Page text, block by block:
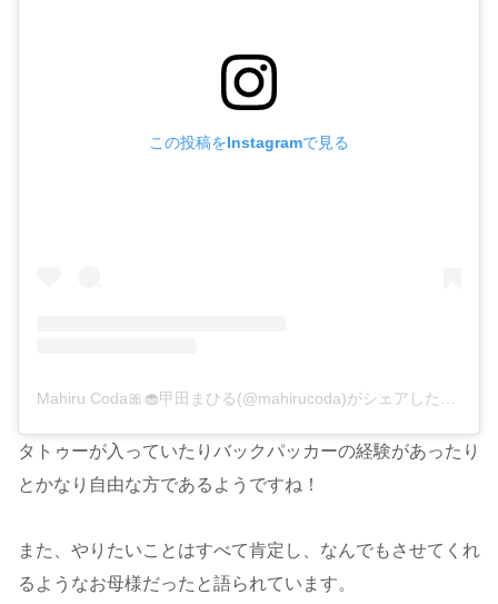
この投稿をInstagramで見る
タトゥーが入っていたりバックパッカーの経験があったり
とかなり自由な方であるようですね！
また、やりたいことはすべて肯定し、なんでもさせてくれ
るようなお母様だったと語られています。